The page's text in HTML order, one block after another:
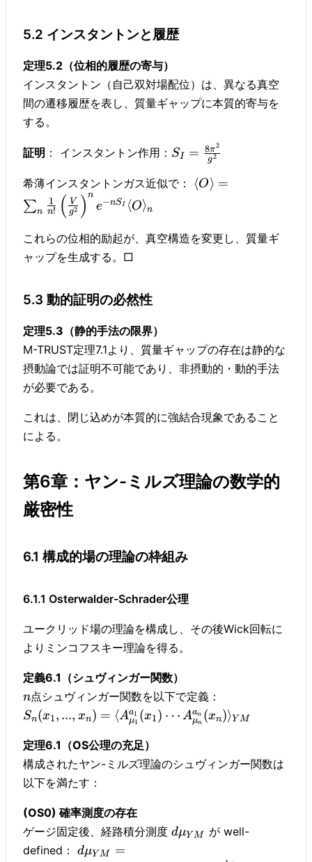
5.2 インスタントンと履歴
定理5.2（位相的履歴の寄与）
インスタントン（自己双対場配位）は、異なる真空
間の遷移履歴を表し、質量ギャップに本質的寄与を
する。
証明 ： インスタントン作用： SI = g2
8π2
希薄インスタントンガス近似で： ⟨O⟩ =
∑n n!
1 ( g2
V ) n
e−nSI ⟨O⟩n
これらの位相的励起が、真空構造を変更し、質量ギ
ャップを生成する。□
5.3 動的証明の必然性
定理5.3（静的手法の限界）
M-TRUST定理7.1より、質量ギャップの存在は静的な
摂動論では証明不可能であり、非摂動的・動的手法
が必要である。
これは、閉じ込めが本質的に強結合現象であること
による。
第6章：ヤン-ミルズ理論の数学的
厳密性
6.1 構成的場の理論の枠組み
6.1.1 Osterwalder-Schrader公理
ユークリッド場の理論を構成し、その後Wick回転に
よりミンコフスキー理論を得る。
定義6.1（シュヴィンガー関数）
n点シュヴィンガー関数を以下で定義：
Sn(x1, ..., xn) = ⟨Aμ1
a1 (x1) ⋯ Aμn
an (xn)⟩Y M
定理6.1（OS公理の充足）
構成されたヤン-ミルズ理論のシュヴィンガー関数は
以下を満たす：
(OS0) 確率測度の存在
ゲージ固定後、経路積分測度 dμY M
が well-
defined： dμY M =